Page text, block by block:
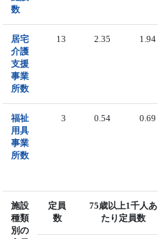
数
居宅
介護
支援
事業
所数
13 2.35 1.94
福祉
用具
事業
所数
3 0.54 0.69
施設
種類
別の
定員
数
75歳以上1千人あ
たり定員数